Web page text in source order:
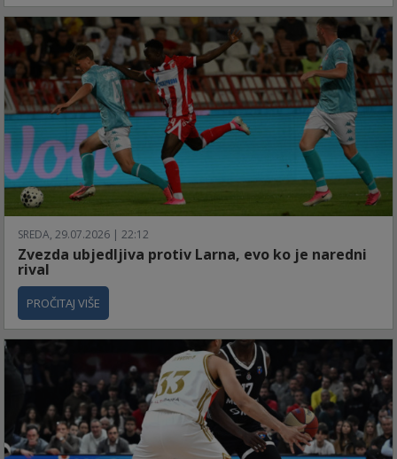
SREDA, 29.07.2026 | 22:12
Zvezda ubjedljiva protiv Larna, evo ko je naredni
rival
PROČITAJ VIŠE